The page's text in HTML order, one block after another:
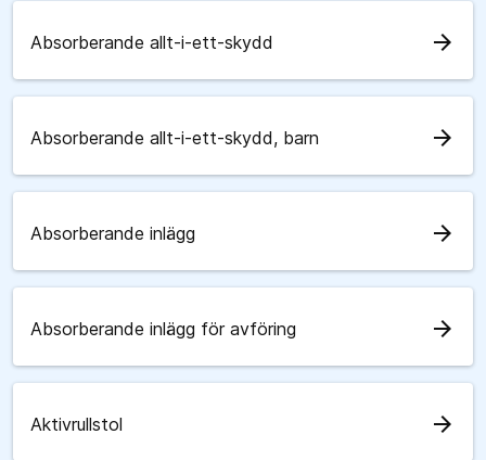
Absorberande allt-i-ett-skydd arrow_forward
Absorberande allt-i-ett-skydd, barn arrow_forward
Absorberande inlägg arrow_forward
Absorberande inlägg för avföring arrow_forward
Aktivrullstol arrow_forward